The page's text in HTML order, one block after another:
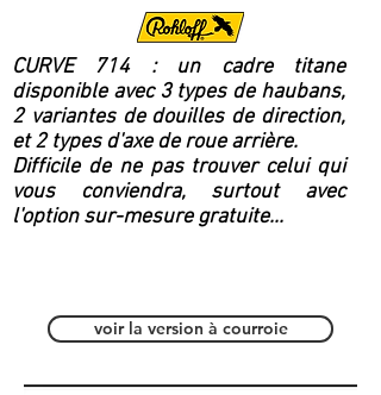
CURVE 714 : un cadre titane
disponible avec 3 types de haubans,
2 variantes de douilles de direction,
et 2 types d'axe de roue arrière.
Difficile de ne pas trouver celui qui
vous conviendra, surtout avec
l'option sur-mesure gratuite...
voir la version à courroie